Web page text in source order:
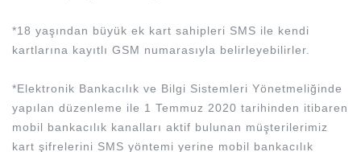
*18 yaşından büyük ek kart sahipleri SMS ile kendi
kartlarına kayıtlı GSM numarasıyla belirleyebilirler.
*Elektronik Bankacılık ve Bilgi Sistemleri Yönetmeliğinde
yapılan düzenleme ile 1 Temmuz 2020 tarihinden itibaren
mobil bankacılık kanalları aktif bulunan müşterilerimiz
kart şifrelerini SMS yöntemi yerine mobil bankacılık